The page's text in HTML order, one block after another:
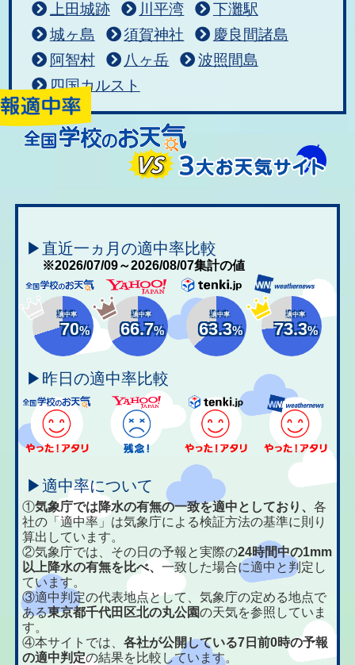
上田城跡
川平湾
下灘駅
城ヶ島
須賀神社
慶良間諸島
阿智村
八ヶ岳
波照間島
四国カルスト
▶直近一ヵ月の適中率比較
※2026/07/09～2026/08/07集計の値
適中率
70%
適中率
66.7%
適中率
63.3%
適中率
73.3%
▶昨日の適中率比較
▶適中率について
①気象庁では降水の有無の一致を適中としており、各
社の「適中率」は気象庁による検証方法の基準に則り
算出しています。
②気象庁では、その日の予報と実際の24時間中の1mm
以上降水の有無を比べ、一致した場合に適中と判定し
ています。
③適中判定の代表地点として、気象庁の定める地点で
ある東京都千代田区北の丸公園の天気を参照していま
す。
④本サイトでは、各社が公開している7日前0時の予報
の適中判定の結果を比較しています。